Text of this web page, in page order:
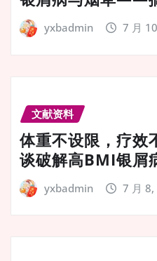
yxbadmin 7 月
文献资料
体重不设限，疗
谈破解高BMI银屑
yxbadmin 7 月